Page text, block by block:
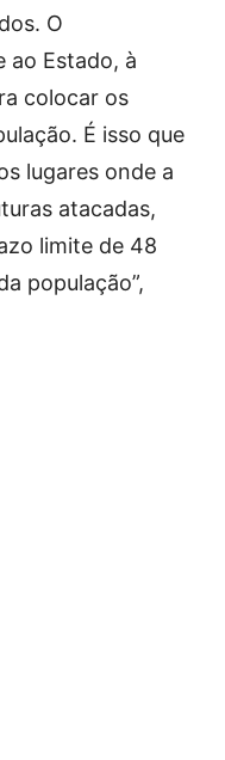
O
ao Estado, à
colocar os
É isso que
lugares onde a
atacadas,
limite de 48
população”,